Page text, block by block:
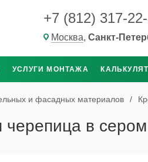
+7 (812) 317-
Москва, Санкт-
УСЛУГИ МОНТАЖА
и фасадных материалов /
черепица в